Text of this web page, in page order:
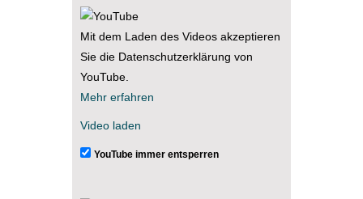
Mit dem Laden des Videos akzeptieren
Sie die Datenschutzerklärung von
YouTube.
Mehr erfahren
Video laden
YouTube immer entsperren